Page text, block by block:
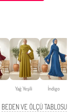
Yağ Yeşili İndigo
BEDEN VE ÖLÇÜ TABLOSU